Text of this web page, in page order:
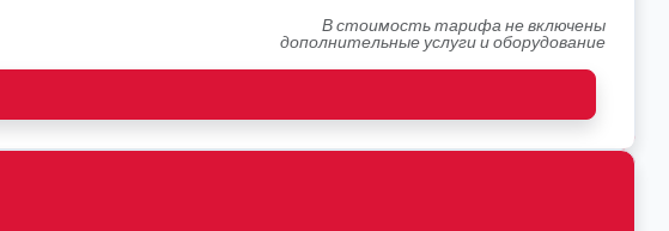
В стоимость тарифа не включены
дополнительные услуги и оборудование